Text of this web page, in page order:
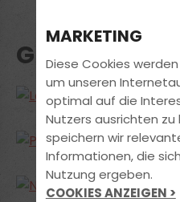
MARKETING
Diese Cookies
um unseren
optimal auf die
Nutzers ausrichten zu
speichern wir
Informationen, die
Nutzung ergeben.
COOKIES ANZEIGEN >